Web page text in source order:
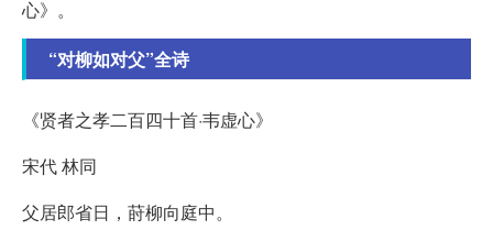
心》。
“对柳如对父”全诗
《贤者之孝二百四十首·韦虚心》
宋代 林同
父居郎省日，莳柳向庭中。